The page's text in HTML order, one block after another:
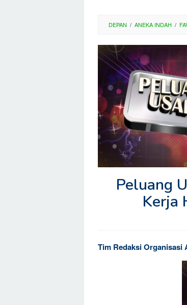
DEPAN / ANEKA INDAH /
Peluang
Kerja
Tim Redaksi Organisasi